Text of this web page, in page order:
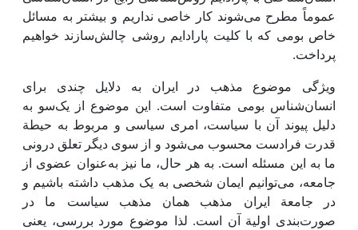
عموماً مطرح می‌شوند کار خاصی نداریم و بیشتر به مسائل
خاص بومی که با کلیت پارادایم روشی چالش‌سازند خواهیم
پرداخت.
ویژگی موضوع مذهب در ‌ایران به دلایل چندی برای
انسان‌شناس بومی ‌متفاوت است. ‌این موضوع از یک‌سو به
دلیل پیوند آن با سیاست، امری سیاسی و مربوط به حیطة
قدرت فرادست محسوب می‌شود و از سوی دیگر تعلق درونی
ما به ‌این مسئله است. به هر حال، ما نیز به‌عنوان عضوی از
جامعه، می‌توانیم ‌ایمان شخصی به یک مذهب داشته باشیم و
در جامعة ایران مذهب همان مذهب سیاست ما در
صورت‌بندی اولیة آن است. لذا موضوع مورد بررسی، یعنی